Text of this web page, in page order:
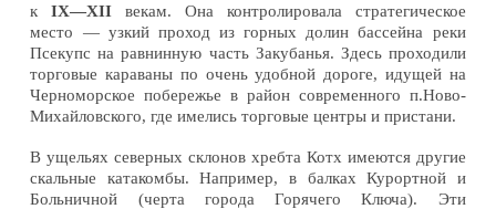
кIX—XIIвекам. Она контролировала стратегическое
место — узкий проход из горных долин бассейна реки
Псекупс на равнинную часть Закубанья. Здесь проходили
торговые караваны по очень удобной дороге, идущей на
Черноморское побережье в район современного п.Ново-
Михайловского, где имелись торговые центры и пристани.
В ущельях северных склонов хребта Котх имеются другие
скальные катакомбы. Например, в балках Курортной и
Больничной (черта города Горячего Ключа). Эти